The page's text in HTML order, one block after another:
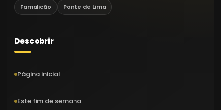
Famalicão
Ponte de Lima
Descobrir
Página inicial
Este fim de semana